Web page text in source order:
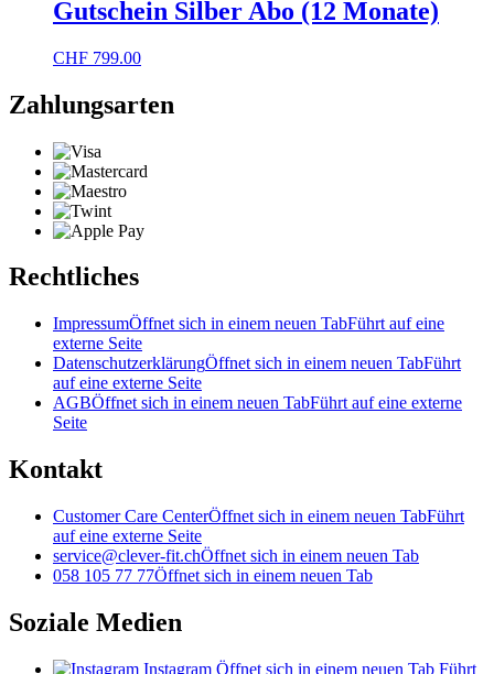
Gutschein Silber Abo (12 Monate)
CHF 799.00
Zahlungsarten
Rechtliches
ImpressumÖffnet sich in einem neuen TabFührt auf eine
externe Seite
DatenschutzerklärungÖffnet sich in einem neuen TabFührt
auf eine externe Seite
AGBÖffnet sich in einem neuen TabFührt auf eine externe
Seite
Kontakt
Customer Care CenterÖffnet sich in einem neuen TabFührt
auf eine externe Seite
service@clever-fit.chÖffnet sich in einem neuen Tab
058 105 77 77Öffnet sich in einem neuen Tab
Soziale Medien
Instagram Öffnet sich in einem neuen Tab Führt